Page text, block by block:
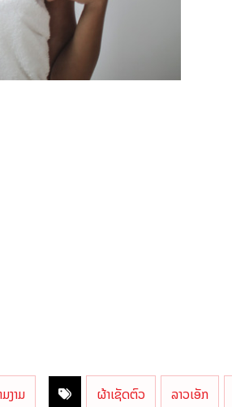
ງາມ ຜ້າເຊັດຕົວ ລາວເອັກ